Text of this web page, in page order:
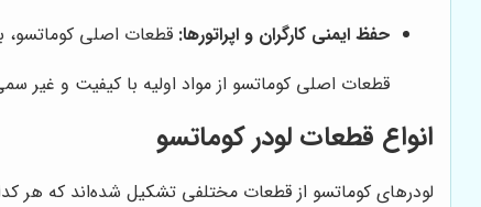
حفظ ایمنی کارگران و اپراتورها: قطعات اصلی کوماتسو،
قطعات اصلی کوماتسو از مواد اولیه با کیفیت و غیر
انواع قطعات لودر کوماتسو
لودرهای کوماتسو از قطعات مختلفی تشکیل شده‌اند که هر